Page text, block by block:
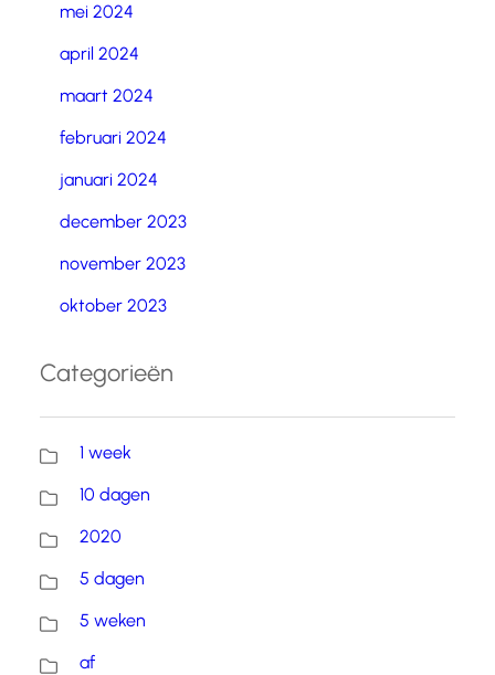
mei 2024
april 2024
maart 2024
februari 2024
januari 2024
december 2023
november 2023
oktober 2023
Categorieën
1 week
10 dagen
2020
5 dagen
5 weken
af